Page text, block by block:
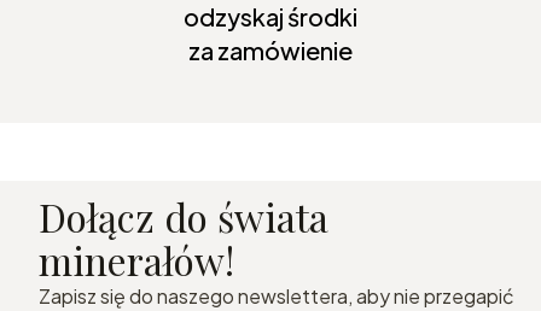
odzyskaj środki
za zamówienie
Dołącz do świata
minerałów!
Zapisz się do naszego newslettera, aby nie przegapić